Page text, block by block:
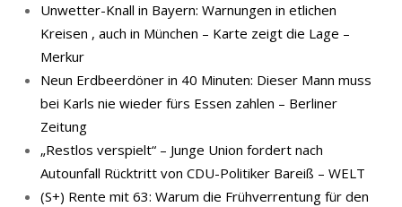
Unwetter-Knall in Bayern: Warnungen in etlichen
Kreisen , auch in München – Karte zeigt die Lage –
Merkur
Neun Erdbeerdöner in 40 Minuten: Dieser Mann muss
bei Karls nie wieder fürs Essen zahlen – Berliner
Zeitung
„Restlos verspielt“ – Junge Union fordert nach
Autounfall Rücktritt von CDU-Politiker Bareiß – WELT
(S+) Rente mit 63: Warum die Frühverrentung für den